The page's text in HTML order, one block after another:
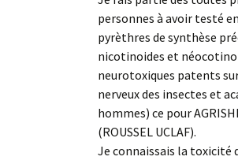
personnes à avoir testé
pyrèthres de synthèse
nicotinoides et
neurotoxiques patents
nerveux des insectes et
hommes) ce pour
(ROUSSEL UCLAF).
Je connaissais la toxicité